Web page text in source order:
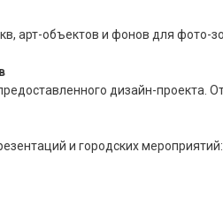
арт-объектов и фонов для фото-
дизайн-
и городских